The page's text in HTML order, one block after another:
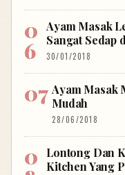
Ayam Masak
Sangat Sedap
30/01/2018
Ayam Masak
Mudah
28/06/2018
Lontong Dan
Kitchen Yang